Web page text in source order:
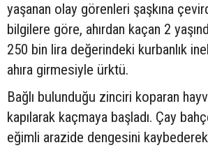
yaşanan olay görenleri şaşkına
bilgilere göre, ahırdan kaçan 2
250 bin lira değerindeki kurbanlık
ahıra girmesiyle ürktü.
Bağlı bulunduğu zinciri koparan
kapılarak kaçmaya başladı. Çay
eğimli arazide dengesini